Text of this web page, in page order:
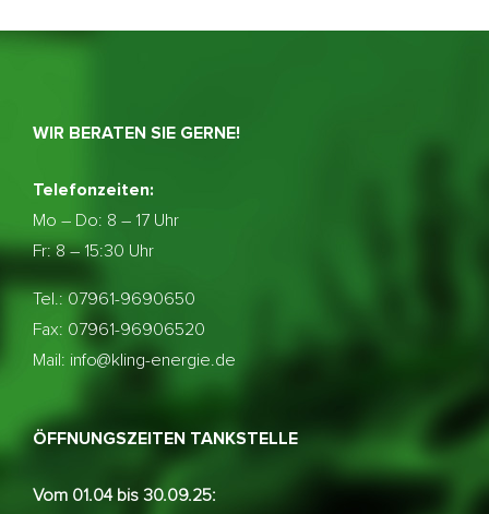
WIR BERATEN SIE GERNE!
Telefonzeiten:
Mo – Do: 8 – 17 Uhr
Fr: 8 – 15:30 Uhr
Tel.: 07961-9690650
Fax: 07961-96906520
Mail: info@kling-energie.de
ÖFFNUNGSZEITEN TANKSTELLE
Vom 01.04 bis 30.09.25: